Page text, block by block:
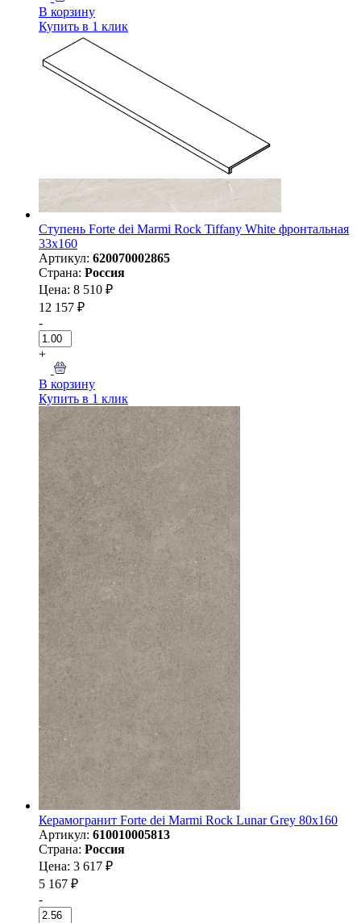
В корзину
Купить в 1 клик
Ступень Forte dei Marmi Rock Tiffany White фронтальная
33x160
Артикул: 620070002865
Страна: Россия
Цена: 8 510 ₽
12 157 ₽
-
+
В корзину
Купить в 1 клик
Керамогранит Forte dei Marmi Rock Lunar Grey 80x160
Артикул: 610010005813
Страна: Россия
Цена: 3 617 ₽
5 167 ₽
-